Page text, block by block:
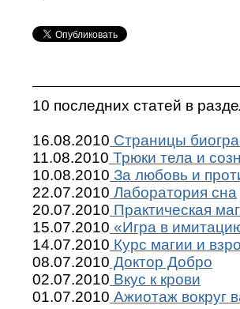
10 последних статей в
16.08.2010 Страницы
11.08.2010 Трюки тела и
10.08.2010 За любовь и
22.07.2010 Лаборатория сна
20.07.2010 Практическая
15.07.2010 «Игра в
14.07.2010 Курс магии и
08.07.2010 Доктор Добро
02.07.2010 Вкус к крови
01.07.2010 Ажиотаж вокруг